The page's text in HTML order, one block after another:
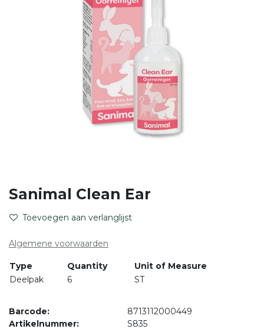
Sanimal Clean Ear
Toevoegen aan verlanglijst
Algemene voorwaarden
Type Quantity
Unit of Measure
Deelpak
6 ST
Barcode:
8713112000449
Artikelnummer:
S835